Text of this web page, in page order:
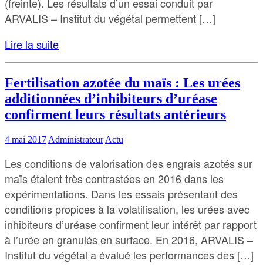
(freinte). Les résultats d’un essai conduit par
ARVALIS – Institut du végétal permettent […]
Lire la suite
Fertilisation azotée du maïs : Les urées
additionnées d’inhibiteurs d’uréase
confirment leurs résultats antérieurs
4 mai 2017 Administrateur Actu
Les conditions de valorisation des engrais azotés sur
maïs étaient très contrastées en 2016 dans les
expérimentations. Dans les essais présentant des
conditions propices à la volatilisation, les urées avec
inhibiteurs d’uréase confirment leur intérêt par rapport
à l’urée en granulés en surface. En 2016, ARVALIS –
Institut du végétal a évalué les performances des […]